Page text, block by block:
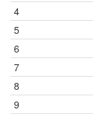
4
5
6
7
8
9